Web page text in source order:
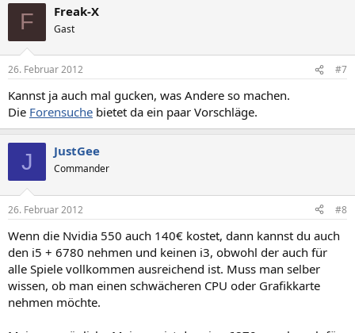
F Freak-X
Gast
26. Februar 2012 #7
Kannst ja auch mal gucken, was Andere so machen.
Die Forensuche bietet da ein paar Vorschläge.
J JustGee
Commander
26. Februar 2012 #8
Wenn die Nvidia 550 auch 140€ kostet, dann kannst du auch
den i5 + 6780 nehmen und keinen i3, obwohl der auch für
alle Spiele vollkommen ausreichend ist. Muss man selber
wissen, ob man einen schwächeren CPU oder Grafikkarte
nehmen möchte.